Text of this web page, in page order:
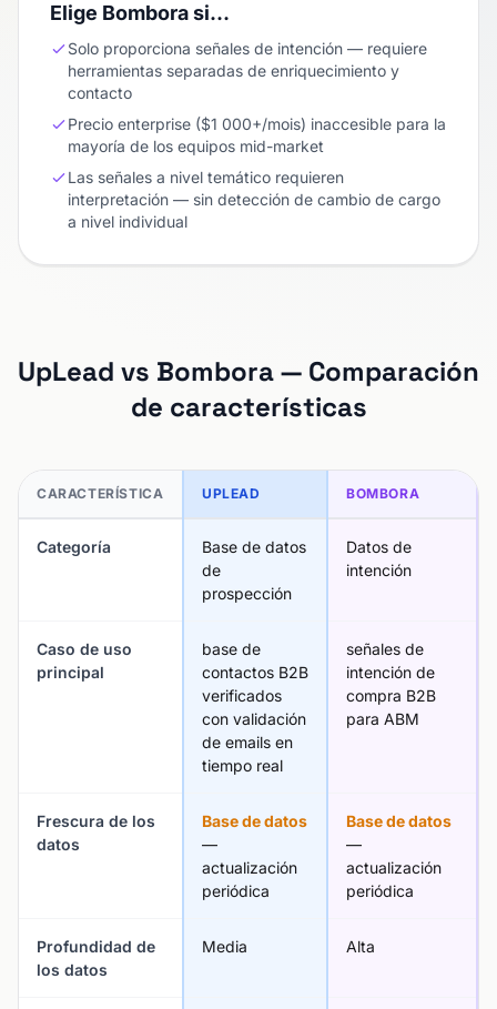
Elige Bombora si…
Solo proporciona señales de intención — requiere
herramientas separadas de enriquecimiento y
contacto
Precio enterprise ($1 000+/mois) inaccesible para la
mayoría de los equipos mid-market
Las señales a nivel temático requieren
interpretación — sin detección de cambio de cargo
a nivel individual
UpLead vs Bombora — Comparación
de características
CARACTERÍSTICA UPLEAD BOMBORA
Categoría
Base de datos
de
prospección
Datos de
intención
Caso de uso
principal
base de
contactos B2B
verificados
con validación
de emails en
tiempo real
señales de
intención de
compra B2B
para ABM
Frescura de los
datos
Base de datos
—
actualización
periódica
Base de datos
—
actualización
periódica
Profundidad de
los datos
Media Alta